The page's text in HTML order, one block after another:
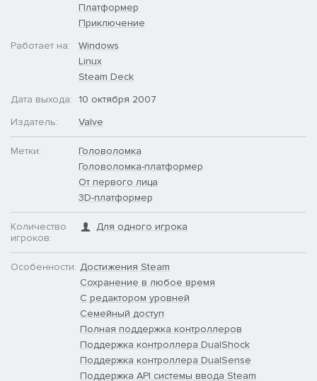
Платформер
Приключение
Работает на:
Windows
Linux
Steam Deck
Дата выхода:
10 октября 2007
Издатель:
Valve
Метки:
Головоломка
Головоломка-платформер
От первого лица
3D-платформер
Количество
игроков:
Для одного игрока
Особенности: Достижения Steam
Сохранение в любое время
С редактором уровней
Семейный доступ
Полная поддержка контроллеров
Поддержка контроллера DualShock
Поддержка контроллера DualSense
Поддержка API системы ввода Steam